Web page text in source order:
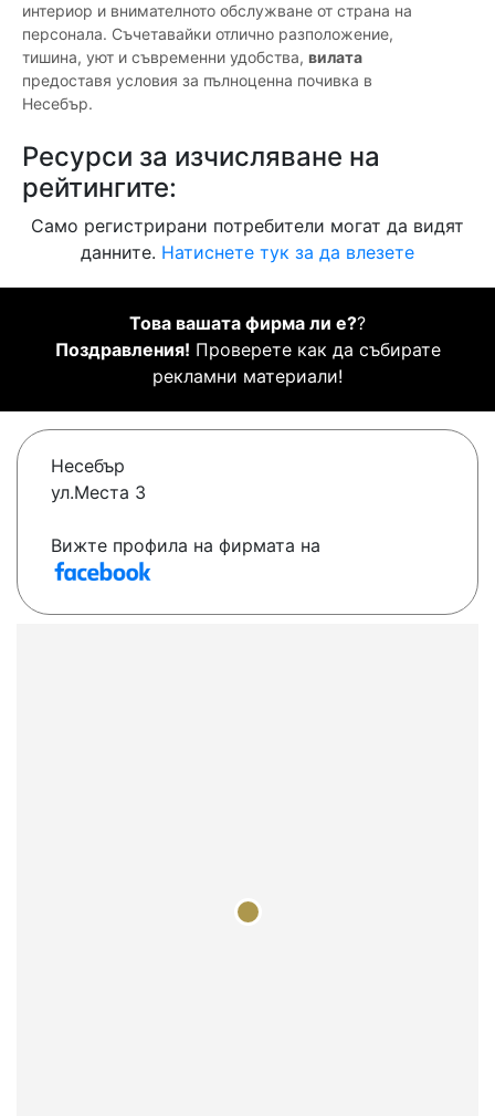
интериор и внимателното обслужване от страна на
персонала. Съчетавайки отлично разположение,
тишина, уют и съвременни удобства, вилата
предоставя условия за пълноценна почивка в
Несебър.
Ресурси за изчисляване на
рейтингите:
Само регистрирани потребители могат да видят
данните. Натиснете тук за да влезете
Това вашата фирма ли е??
Поздравления! Проверете как да събирате
рекламни материали!
Несебър
ул.Места 3
Вижте профила на фирмата на